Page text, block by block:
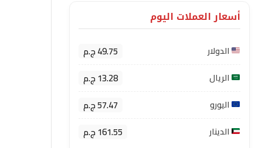
أسعار العملات اليوم
الدولار 49.75 ج.م
الريال 13.28 ج.م
اليورو 57.47 ج.م
الدينار 161.55 ج.م